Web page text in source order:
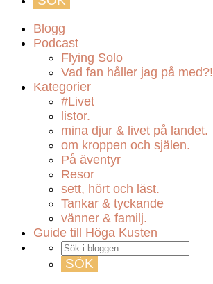
Blogg
Podcast
Flying Solo
Vad fan håller jag på med?!
Kategorier
#Livet
listor.
mina djur & livet på landet.
om kroppen och själen.
På äventyr
Resor
sett, hört och läst.
Tankar & tyckande
vänner & familj.
Guide till Höga Kusten